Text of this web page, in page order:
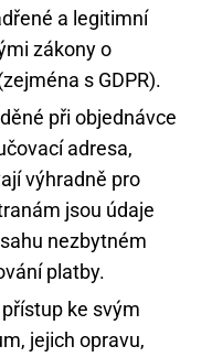
a legitimní
zákony o
s GDPR).
při objednávce
adresa,
výhradně pro
jsou údaje
nezbytném
platby.
ke svým
jejich opravu,